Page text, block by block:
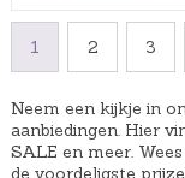
1 2 3
Neem een kijkje in
aanbiedingen. Hier
SALE en meer.